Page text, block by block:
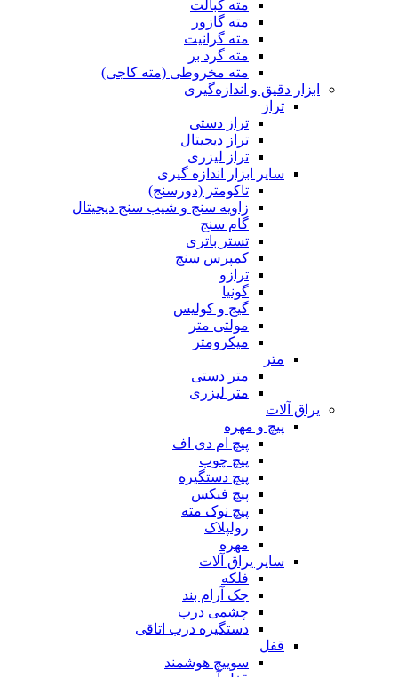
مته کبالت
مته گازور
مته گرانیت
مته گرد بر
مته مخروطی (مته کاجی)
ابزار دقیق و اندازه‌گیری
تراز
تراز دستی
تراز دیجیتال
تراز لیزری
سایر ابزار اندازه گیری
تاکومتر (دورسنج)
زاویه سنج و شیب سنج دیجیتال
گام سنج
تستر باتری
کمپرس سنج
ترازو
گونیا
گیج و کولیس
مولتی متر
میکرومتر
متر
متر دستی
متر لیزری
یراق آلات
پیچ و مهره
پیچ ام دی اف
پیچ چوب
پیچ دستگیره
پیچ فیکس
پیچ نوک مته
رولپلاک
مهره
سایر یراق آلات
فلکه
جک آرام بند
چشمی درب
دستگیره درب اتاقی
قفل
سوییچ هوشمند